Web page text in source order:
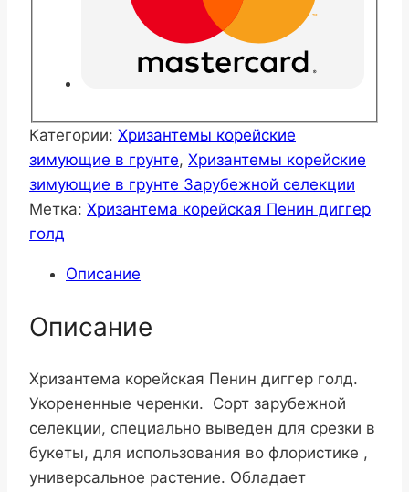
Категории: Хризантемы корейские
зимующие в грунте, Хризантемы корейские
зимующие в грунте Зарубежной селекции
Метка: Хризантема корейская Пенин диггер
голд
Описание
Описание
Хризантема корейская Пенин диггер голд.
Укорененные черенки. Сорт зарубежной
селекции, специально выведен для срезки в
букеты, для использования во флористике ,
универсальное растение. Обладает